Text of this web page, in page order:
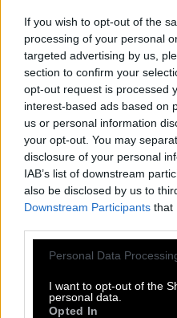
If you wish to opt-out of the
processing of your personal
targeted advertising by us,
section to confirm your
opt-out request is processed
interest-based ads based on
us or personal information
your opt-out. You may
disclosure of your personal
IAB’s list of downstream
also be disclosed by us to
Downstream Participants that
Personal Data
I want to opt-out of the
personal data.
Opted In
Sie jeden Tag brillante
Meister im Kreuzworträtsel-
Menge Spaß – und das
Word
F D
S
U A
A
B A
U
U L
N
A E
A
L E